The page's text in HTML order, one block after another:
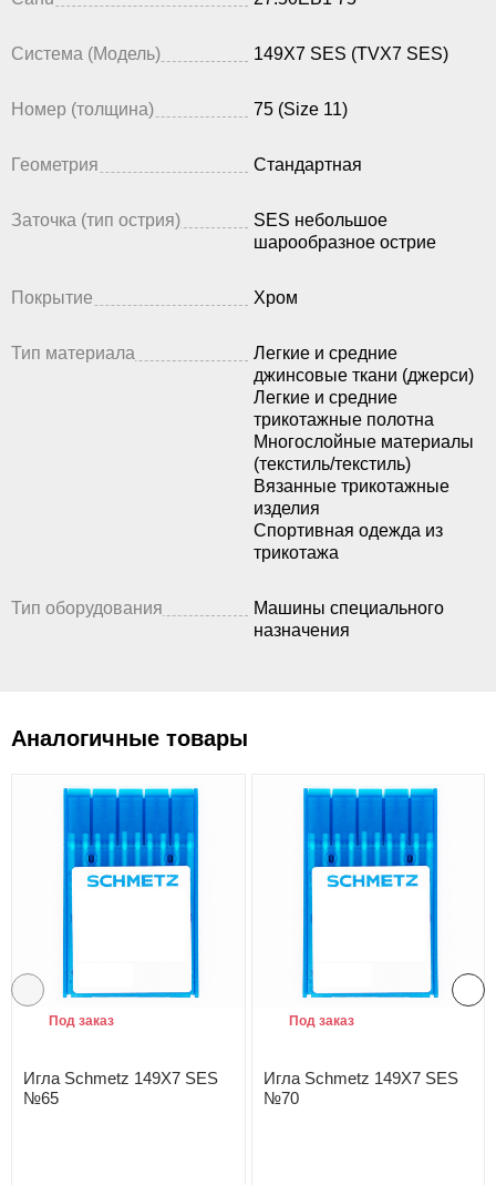
Система (Модель) 149X7 SES (TVX7 SES)
Номер (толщина) 75 (Size 11)
Геометрия Стандартная
Заточка (тип острия)
SES небольшое
шарообразное острие
Покрытие Хром
Тип материала
Легкие и средние
джинсовые ткани (джерси)
Легкие и средние
трикотажные полотна
Многослойные материалы
(текстиль/текстиль)
Вязанные трикотажные
изделия
Спортивная одежда из
трикотажа
Тип оборудования
Машины специального
назначения
Аналогичные товары
Игла Schmetz 149X7 SES
№65
Под заказ
Игла Schmetz 149X7 SES
№70
Под заказ